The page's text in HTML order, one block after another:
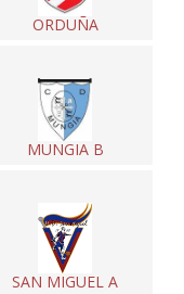
ORDUÑA
MUNGIA B
SAN MIGUEL A